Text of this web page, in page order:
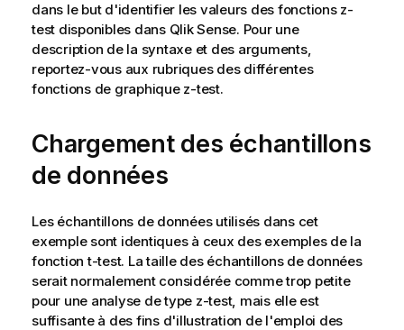
dans le but d'identifier les valeurs des fonctions z-
test disponibles dans Qlik Sense. Pour une
description de la syntaxe et des arguments,
reportez-vous aux rubriques des différentes
fonctions de graphique z-test.
Chargement des échantillons
de données
Les échantillons de données utilisés dans cet
exemple sont identiques à ceux des exemples de la
fonctiont-test. La taille des échantillons de données
serait normalement considérée comme trop petite
pour une analyse de type z-test, mais elle est
suffisante à des fins d'illustration de l'emploi des